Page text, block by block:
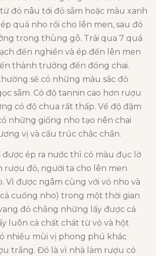
đỏ nâu tới đỏ sẫm hoặc màu xanh
quả nho rồi cho lên men, sau đó
trong thùng gỗ. Trải qua 7 quá
đến nghiền và ép đến lên men
thành trưởng đến đóng chai.
sẽ có những màu sắc đỏ
sẫm. Có độ tannin cao hơn rượu
có độ chua rất thấp. Về độ đậm
những giống nho tạo nên chai
vị và cấu trúc chắc chắn.
được ép ra nước thì có màu đục lờ
rượu đỏ, người ta cho lên men
Vì được ngâm cùng với vỏ nho và
cuống nho) trong một thời gian
đỏ chẳng những lấy được cả
luôn cả chất chát từ vỏ và hột
nhiều mùi vị phong phú khác
trắng. Đó là vì nhà làm rượu có